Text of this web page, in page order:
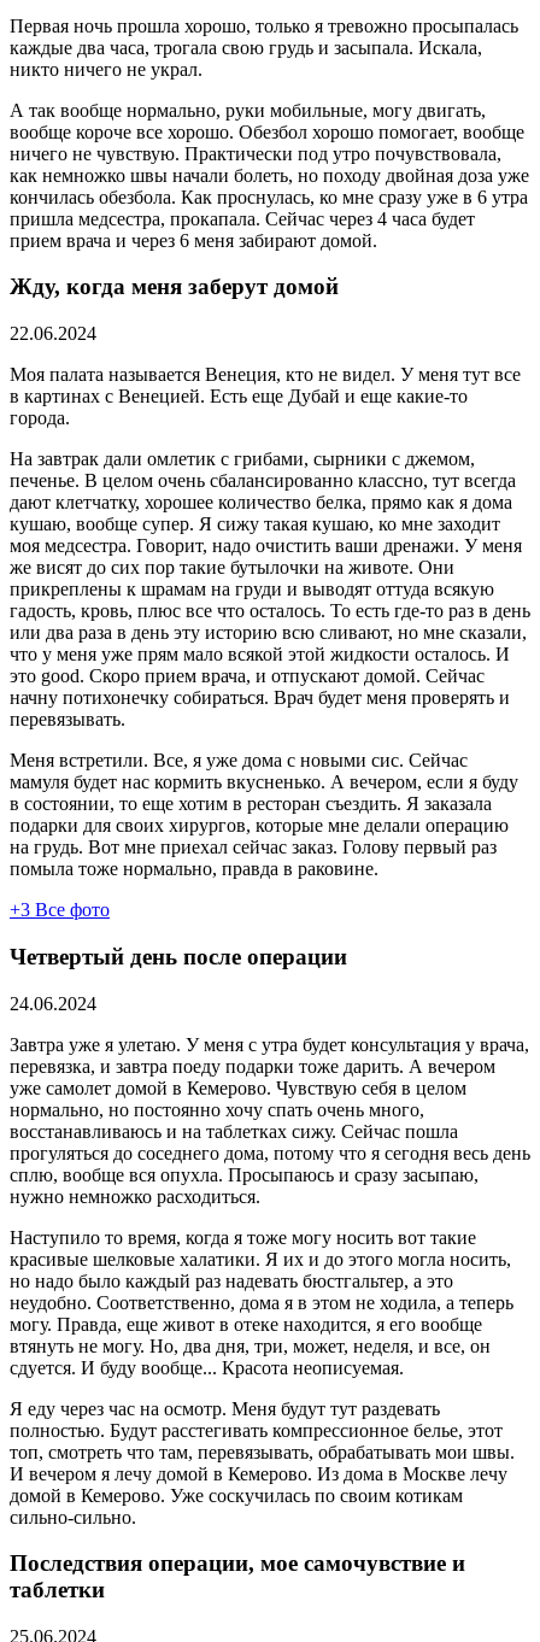
Первая ночь прошла хорошо, только я тревожно просыпалась
каждые два часа, трогала свою грудь и засыпала. Искала,
никто ничего не украл.
А так вообще нормально, руки мобильные, могу двигать,
вообще короче все хорошо. Обезбол хорошо помогает, вообще
ничего не чувствую. Практически под утро почувствовала,
как немножко швы начали болеть, но походу двойная доза уже
кончилась обезбола. Как проснулась, ко мне сразу уже в 6 утра
пришла медсестра, прокапала. Сейчас через 4 часа будет
прием врача и через 6 меня забирают домой.
Жду, когда меня заберут домой
22.06.2024
Моя палата называется Венеция, кто не видел. У меня тут все
в картинах с Венецией. Есть еще Дубай и еще какие-то
города.
На завтрак дали омлетик с грибами, сырники с джемом,
печенье. В целом очень сбалансированно классно, тут всегда
дают клетчатку, хорошее количество белка, прямо как я дома
кушаю, вообще супер. Я сижу такая кушаю, ко мне заходит
моя медсестра. Говорит, надо очистить ваши дренажи. У меня
же висят до сих пор такие бутылочки на животе. Они
прикреплены к шрамам на груди и выводят оттуда всякую
гадость, кровь, плюс все что осталось. То есть где-то раз в день
или два раза в день эту историю всю сливают, но мне сказали,
что у меня уже прям мало всякой этой жидкости осталось. И
это good. Скоро прием врача, и отпускают домой. Сейчас
начну потихонечку собираться. Врач будет меня проверять и
перевязывать.
Меня встретили. Все, я уже дома с новыми сис. Сейчас
мамуля будет нас кормить вкусненько. А вечером, если я буду
в состоянии, то еще хотим в ресторан съездить. Я заказала
подарки для своих хирургов, которые мне делали операцию
на грудь. Вот мне приехал сейчас заказ. Голову первый раз
помыла тоже нормально, правда в раковине.
+3 Все фото
Четвертый день после операции
24.06.2024
Завтра уже я улетаю. У меня с утра будет консультация у врача,
перевязка, и завтра поеду подарки тоже дарить. А вечером
уже самолет домой в Кемерово. Чувствую себя в целом
нормально, но постоянно хочу спать очень много,
восстанавливаюсь и на таблетках сижу. Сейчас пошла
прогуляться до соседнего дома, потому что я сегодня весь день
сплю, вообще вся опухла. Просыпаюсь и сразу засыпаю,
нужно немножко расходиться.
Наступило то время, когда я тоже могу носить вот такие
красивые шелковые халатики. Я их и до этого могла носить,
но надо было каждый раз надевать бюстгальтер, а это
неудобно. Соответственно, дома я в этом не ходила, а теперь
могу. Правда, еще живот в отеке находится, я его вообще
втянуть не могу. Но, два дня, три, может, неделя, и все, он
сдуется. И буду вообще... Красота неописуемая.
Я еду через час на осмотр. Меня будут тут раздевать
полностью. Будут расстегивать компрессионное белье, этот
топ, смотреть что там, перевязывать, обрабатывать мои швы.
И вечером я лечу домой в Кемерово. Из дома в Москве лечу
домой в Кемерово. Уже соскучилась по своим котикам
сильно-сильно.
Последствия операции, мое самочувствие и
таблетки
25.06.2024